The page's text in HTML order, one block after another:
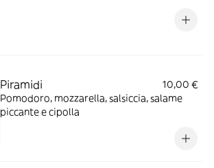
Piramidi
10,00 €
Pomodoro, mozzarella, salsiccia, salame
piccante e cipolla